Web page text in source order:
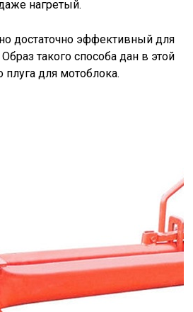
нагретый.
достаточно эффективный для
такого способа дан в этой
плуга для мотоблока.